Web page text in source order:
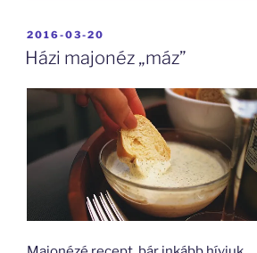
BEKÜLDVE:
2016-03-20
Házi majonéz „máz”